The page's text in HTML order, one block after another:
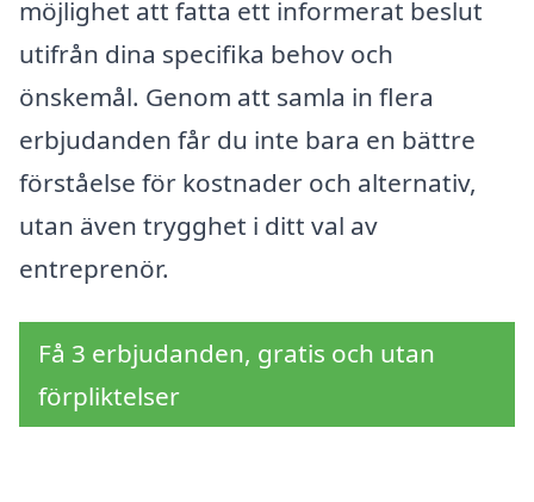
möjlighet att fatta ett informerat beslut
utifrån dina specifika behov och
önskemål. Genom att samla in flera
erbjudanden får du inte bara en bättre
förståelse för kostnader och alternativ,
utan även trygghet i ditt val av
entreprenör.
Få 3 erbjudanden, gratis och utan
förpliktelser